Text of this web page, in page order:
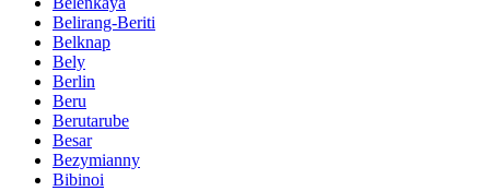
Belirang-Beriti
Belknap
Bely
Berlin
Beru
Berutarube
Besar
Bezymianny
Bibinoi